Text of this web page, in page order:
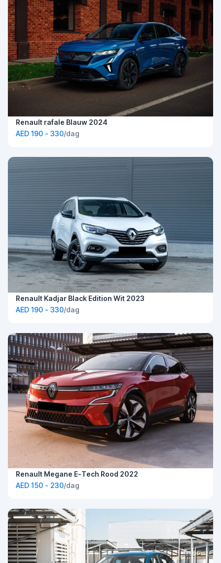
Renault rafale Blauw 2024
AED 190 - 330/dag
Renault Kadjar Black Edition Wit 2023
AED 190 - 330/dag
Renault Megane E-Tech Rood 2022
AED 150 - 230/dag